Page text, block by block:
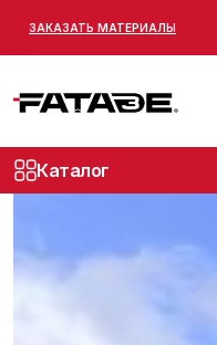
ЗАКАЗАТЬ МАТЕРИАЛЫ
Каталог
marketing 27.08.2025